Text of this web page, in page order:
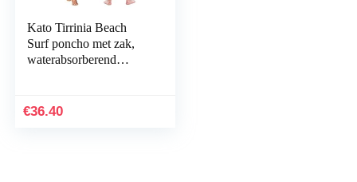
Kato Tirrinia Beach
Surf poncho met zak,
waterabsorberend
poncho, badjas voor…
€36.40